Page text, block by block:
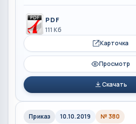
PDF
111 Кб
Карточка
Просмотр
Скачать
Приказ 10.10.2019 № 380